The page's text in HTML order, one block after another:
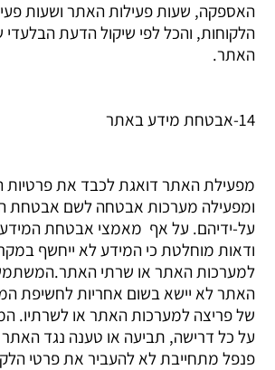
האספקה, שעות פעילות האתר ושעות
הלקוחות, והכל לפי שיקול הדעת
האתר.
14-אבטחת מידע באתר
מפעילת האתר דואגת לכבד את
ומפעילה מערכות אבטחה לשם אבטחת
על-ידיהם. על אף מאמצי אבטחת
ודאות מוחלטת כי המידע לא ייחשף
למערכות האתר או שרתי
האתר לא יישא בשום אחריות לחשיפת
של פריצה למערכות האתר או לשרתיו.
על כל דרישה, תביעה או טענה נגד
פנפל מתחייבת לא להעביר את פרטי